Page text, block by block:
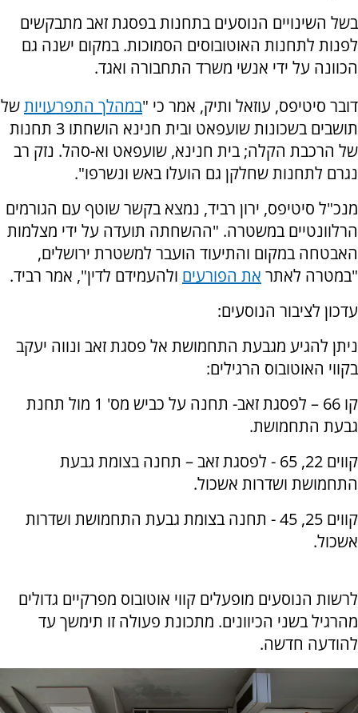
בשל השינויים הנוסעים בתחנות בפסגת זאב מתבקשים
לפנות לתחנות האוטובוסים הסמוכות. במקום ישנה גם
הכוונה על ידי אנשי משרד התחבורה ואגד.
דובר סיטיפס, עוזאל ותיק, אמר כי "במהלך התפרעויותשל
תושבים בשכונות שועפאט ובית חנינא הושחתו 3 תחנות
של הרכבת הקלה; בית חנינא, שועפאט וא-סהל. נזק רב
נגרם לתחנות שחלקן גם הועלו באש ונשרפו".
מנכ"ל סיטיפס, ירון רביד, נמצא בקשר שוטף עם הגורמים
הרלוונטיים במשטרה. "ההשחתה תועדה על ידי מצלמות
האבטחה במקום והתיעוד הועבר למשטרת ירושלים,
"במטרה לאתר את הפורעים ולהעמידם לדין", אמר רביד.
עדכון לציבור הנוסעים:
ניתן להגיע מגבעת התחמושת אל פסגת זאב ונווה יעקב
בקווי האוטובוס הרגילים:
קו 66 – לפסגת זאב- תחנה על כביש מס' 1 מול תחנת
גבעת התחמושת.
קווים 22, 65 - לפסגת זאב – תחנה בצומת גבעת
התחמושת ושדרות אשכול.
קווים 25, 45 - תחנה בצומת גבעת התחמושת ושדרות
אשכול.
לרשות הנוסעים מופעלים קווי אוטובוס מפרקיים גדולים
מהרגיל בשני הכיוונים. מתכונת פעולה זו תימשך עד
להודעה חדשה.